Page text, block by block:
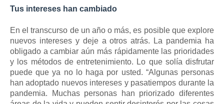
Tus intereses han cambiado
En el transcurso de un año o más, es posible que explore
nuevos intereses y deje a otros atrás.
La pandemia ha
obligado a cambiar aún más rápidamente las prioridades
y los métodos de entretenimiento. Lo que solía disfrutar
puede que ya no lo haga por usted. “Algunas personas
han adoptado nuevos intereses y pasatiempos durante la
pandemia.
Muchas personas han priorizado diferentes